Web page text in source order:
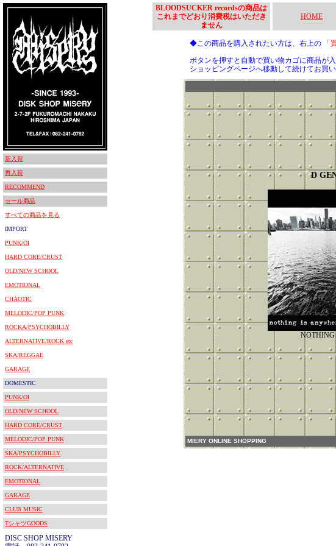
新入荷
再入荷
RECOMMEND
セール商品
すべての商品を見る
IMPORT
PUNK/OI
HARD CORE/CRUST
OLD/NEW SCHOOL
EMOTIONAL
CHAOTIC
MELODIC/POP PUNK
ROCKA/PSYCHOBILLY
ALTERNATIVE/ROCK etc
SKA/REGGAE
GARAGE
DOMESTIC
PUNK/OI
OLD/NEW SCHOOL
HARD CORE/CRUST
MELODIC/POP PUNK
SKA/PSYCHOBILLY
ROCK/ALTERNATIVE
EMOTIONAL
GARAGE
CLUB MUSIC
TシャツGOODS
DISC SHOP MISERY
BLOODSUCKER recordsの商品は
これまでどおり消費税はいただき
ません
HOME
◆この商品を購入されたい方は、右上の 「
ボタンを押すと自動で買い物カゴに商品が
ショッピングページへ移動して続けてお買
D
NOTHING
MIERY ONLINE SHOPPING